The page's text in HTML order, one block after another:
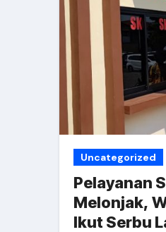
Uncategorized
Pelayanan
Melonjak,
Ikut Serbu